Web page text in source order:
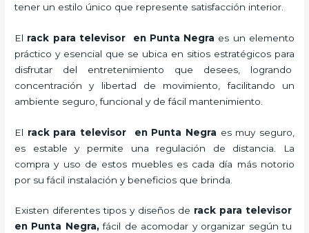
tener un estilo único que represente satisfacción interior.
El rack para televisor en Punta Negra es un elemento
práctico y esencial que se ubica en sitios estratégicos para
disfrutar del entretenimiento que desees, logrando
concentración y libertad de movimiento, facilitando un
ambiente seguro, funcional y de fácil mantenimiento.
El rack para televisor en Punta Negra es muy seguro,
es estable y permite una regulación de distancia. La
compra y uso de estos muebles es cada día más notorio
por su fácil instalación y beneficios que brinda.
Existen diferentes tipos y diseños de rack para televisor
en Punta Negra,fácil de acomodar y organizar según tu